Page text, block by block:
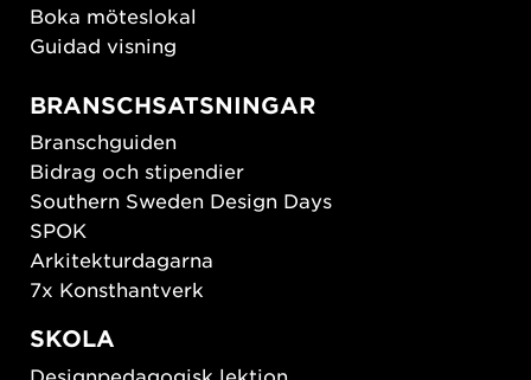
Boka möteslokal
Guidad visning
BRANSCHSATSNINGAR
Branschguiden
Bidrag och stipendier
Southern Sweden Design Days
SPOK
Arkitekturdagarna
7x Konsthantverk
SKOLA
Designpedagogisk lektion